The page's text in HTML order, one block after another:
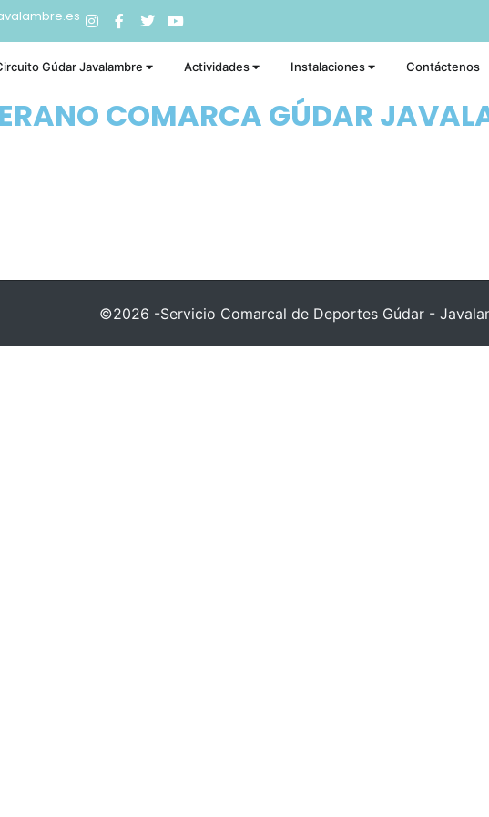
Gúdar Javalambre Actividades Instalaciones Contáctenos
COMARCA GÚDAR
©2026 -Servicio Comarcal de Deportes Gúdar -